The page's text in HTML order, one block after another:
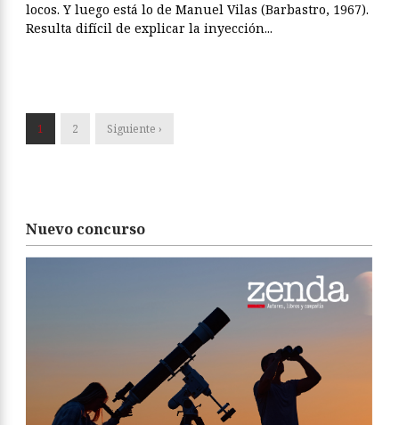
locos. Y luego está lo de Manuel Vilas (Barbastro, 1967).
Resulta difícil de explicar la inyección...
1 2 Siguiente ›
Nuevo concurso